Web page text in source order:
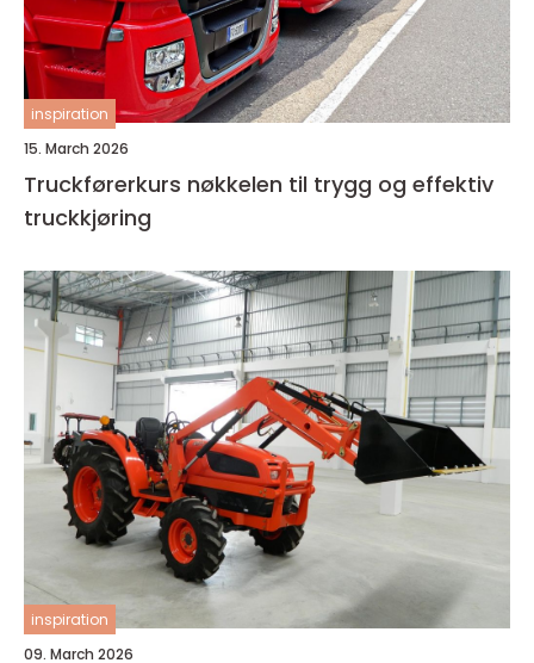
inspiration
15. March 2026
Truckførerkurs nøkkelen til trygg og effektiv
truckkjøring
inspiration
09. March 2026